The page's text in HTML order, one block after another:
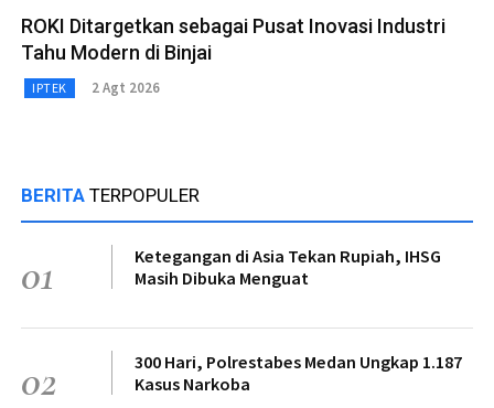
ROKI Ditargetkan sebagai Pusat Inovasi Industri
Tahu Modern di Binjai
IPTEK 2 Agt 2026
BERITA TERPOPULER
01
Ketegangan di Asia Tekan Rupiah, IHSG
Masih Dibuka Menguat
02
300 Hari, Polrestabes Medan Ungkap 1.187
Kasus Narkoba